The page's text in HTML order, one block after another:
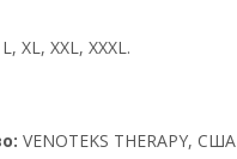
XL, XXL, XXXL.
VENOTEKS THERAPY, США